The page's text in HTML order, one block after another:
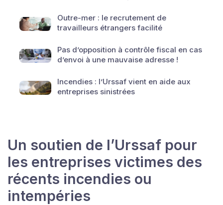
Outre-mer : le recrutement de
travailleurs étrangers facilité
Pas d’opposition à contrôle fiscal en cas
d’envoi à une mauvaise adresse !
Incendies : l’Urssaf vient en aide aux
entreprises sinistrées
Un soutien de l’Urssaf pour
les entreprises victimes des
récents incendies ou
intempéries